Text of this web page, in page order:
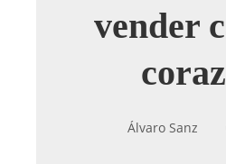
vender
Álvaro Sanz